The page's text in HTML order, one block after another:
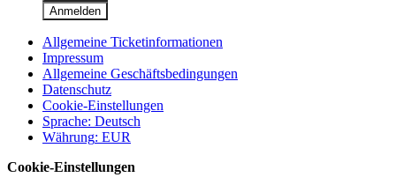
Anmelden
Allgemeine Ticketinformationen
Impressum
Allgemeine Geschäftsbedingungen
Datenschutz
Cookie-Einstellungen
Sprache: Deutsch
Währung: EUR
Cookie-Einstellungen